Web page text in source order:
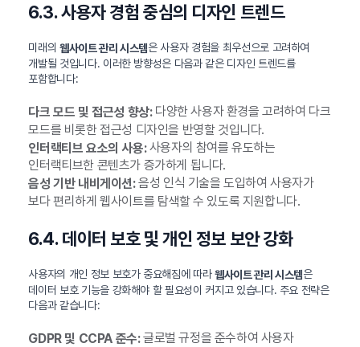
6.3. 사용자 경험 중심의 디자인 트렌드
미래의 웹사이트 관리 시스템은 사용자 경험을 최우선으로 고려하여
개발될 것입니다. 이러한 방향성은 다음과 같은 디자인 트렌드를
포함합니다:
다크 모드 및 접근성 향상:다양한 사용자 환경을 고려하여 다크
모드를 비롯한 접근성 디자인을 반영할 것입니다.
인터랙티브 요소의 사용:사용자의 참여를 유도하는
인터랙티브한 콘텐츠가 증가하게 됩니다.
음성 기반 내비게이션:음성 인식 기술을 도입하여 사용자가
보다 편리하게 웹사이트를 탐색할 수 있도록 지원합니다.
6.4. 데이터 보호 및 개인 정보 보안 강화
사용자의 개인 정보 보호가 중요해짐에 따라웹사이트 관리 시스템은
데이터 보호 기능을 강화해야 할 필요성이 커지고 있습니다. 주요 전략은
다음과 같습니다:
GDPR 및 CCPA 준수:글로벌 규정을 준수하여 사용자